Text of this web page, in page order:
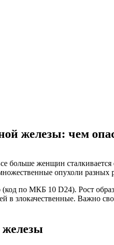
железы: чем
больше женщин
опухоли
(код по МКБ 10 D24). Рост
в злокачественные. Важно
железы